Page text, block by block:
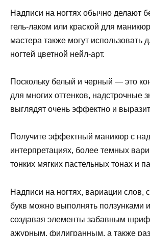
Надписи на ногтях обычно делают
гель-лаком или краской для
мастера также могут использовать
ногтей цветной нейл-арт.
Поскольку белый и черный — это
для многих оттенков, надстрочные
выглядят очень эффектно и
Получите эффектный маникюр с
интерпретациях, более темных
тонких мягких пастельных тонах и
Надписи на ногтях, вариации слов,
букв можно выполнять ползунками
создавая элементы забавным
ажурным, филигранным, а также